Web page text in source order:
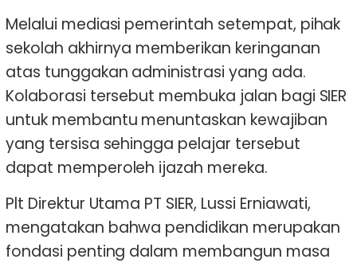
Melalui mediasi pemerintah setempat, pihak
sekolah akhirnya memberikan keringanan
atas tunggakan administrasi yang ada.
Kolaborasi tersebut membuka jalan bagi SIER
untuk membantu menuntaskan kewajiban
yang tersisa sehingga pelajar tersebut
dapat memperoleh ijazah mereka.
Plt Direktur Utama PT SIER, Lussi Erniawati,
mengatakan bahwa pendidikan merupakan
fondasi penting dalam membangun masa